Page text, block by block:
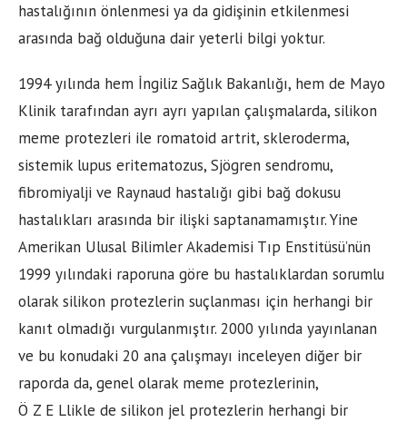
hastalığının önlenmesi ya da gidişinin etkilenmesi
arasında bağ olduğuna dair yeterli bilgi yoktur.
1994 yılında hem İngiliz Sağlık Bakanlığı, hem de Mayo
Klinik tarafından ayrı ayrı yapılan çalışmalarda, silikon
meme protezleri ile romatoid artrit, skleroderma,
sistemik lupus eritematozus, Sjögren sendromu,
fibromiyalji ve Raynaud hastalığı gibi bağ dokusu
hastalıkları arasında bir ilişki saptanamamıştır. Yine
Amerikan Ulusal Bilimler Akademisi Tıp Enstitüsü’nün
1999 yılındaki raporuna göre bu hastalıklardan sorumlu
olarak silikon protezlerin suçlanması için herhangi bir
kanıt olmadığı vurgulanmıştır. 2000 yılında yayınlanan
ve bu konudaki 20 ana çalışmayı inceleyen diğer bir
raporda da, genel olarak meme protezlerinin,
Ö Z E Llikle de silikon jel protezlerin herhangi bir